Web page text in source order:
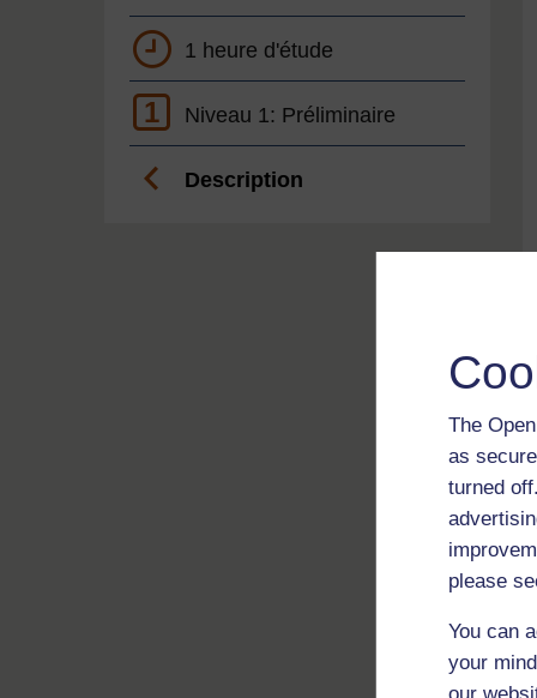
The
as
turned
please
You can
your
our
1 heure d'étude
1 Niveau 1: Préliminaire
Description